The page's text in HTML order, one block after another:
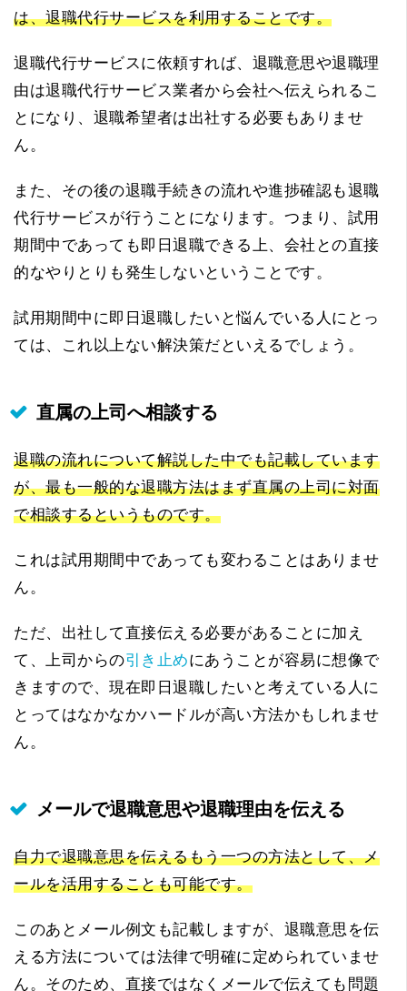
は、退職代行サービスを利用することです。
退職代行サービスに依頼すれば、退職意思や退職理
由は退職代行サービス業者から会社へ伝えられるこ
とになり、退職希望者は出社する必要もありませ
ん。
また、その後の退職手続きの流れや進捗確認も退職
代行サービスが行うことになります。つまり、試用
期間中であっても即日退職できる上、会社との直接
的なやりとりも発生しないということです。
試用期間中に即日退職したいと悩んでいる人にとっ
ては、これ以上ない解決策だといえるでしょう。
直属の上司へ相談する
退職の流れについて解説した中でも記載しています
が、最も一般的な退職方法はまず直属の上司に対面
で相談するというものです。
これは試用期間中であっても変わることはありませ
ん。
ただ、出社して直接伝える必要があることに加え
て、上司からの引き止めにあうことが容易に想像で
きますので、現在即日退職したいと考えている人に
とってはなかなかハードルが高い方法かもしれませ
ん。
メールで退職意思や退職理由を伝える
自力で退職意思を伝えるもう一つの方法として、メ
ールを活用することも可能です。
このあとメール例文も記載しますが、退職意思を伝
える方法については法律で明確に定められていませ
ん。そのため、直接ではなくメールで伝えても問題